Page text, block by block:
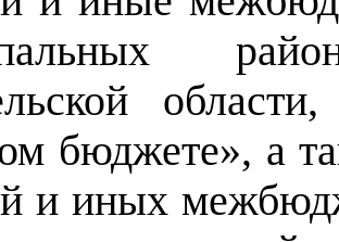
бюджете», а
и иных